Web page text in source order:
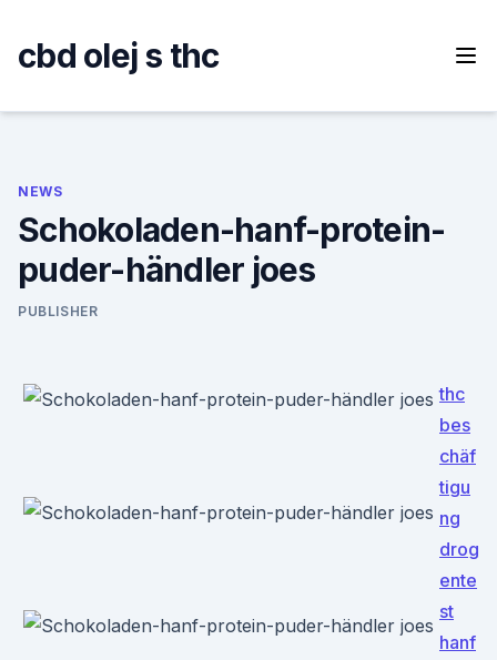
content
cbd olej s thc
NEWS
Schokoladen-hanf-protein-
puder-händler joes
PUBLISHER
thc
bes
chäf
tigu
ng
drog
ente
st
hanf